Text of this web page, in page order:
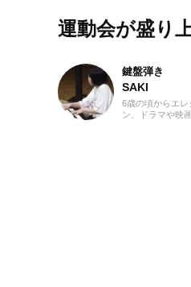
運動会が盛り
鍵盤弾き
SAKI
6歳の頃からエ
ン、ドラマや映